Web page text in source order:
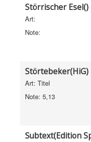
Störrischer Esel()
Art:
Note:
Störtebeker(HiG)
Art: Titel
Note: 5,13
Subtext(Edition